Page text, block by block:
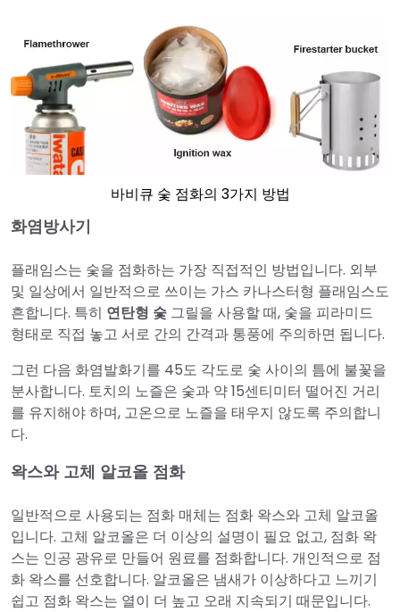
바비큐 숯 점화의 3가지 방법
화염방사기
플래임스는 숯을 점화하는 가장 직접적인 방법입니다. 외부
및 일상에서 일반적으로 쓰이는 가스 카나스터형 플래임스도
흔합니다. 특히 연탄형 숯 그릴을 사용할 때, 숯을 피라미드
형태로 직접 놓고 서로 간의 간격과 통풍에 주의하면 됩니다.
그런 다음 화염발화기를 45도 각도로 숯 사이의 틈에 불꽃을
분사합니다. 토치의 노즐은 숯과 약 15센티미터 떨어진 거리
를 유지해야 하며, 고온으로 노즐을 태우지 않도록 주의합니
다.
왁스와 고체 알코올 점화
일반적으로 사용되는 점화 매체는 점화 왁스와 고체 알코올
입니다. 고체 알코올은 더 이상의 설명이 필요 없고, 점화 왁
스는 인공 광유로 만들어 원료를 점화합니다. 개인적으로 점
화 왁스를 선호합니다. 알코올은 냄새가 이상하다고 느끼기
쉽고 점화 왁스는 열이 더 높고 오래 지속되기 때문입니다.